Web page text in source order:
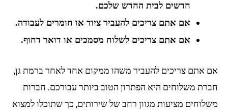
חדשים לבית החדש שלכם.
אם אתם צריכים להעביר ציוד או חומרים לעבודה.
אם אתם צריכים לשלוח מסמכים או דואר דחוף.
אתם צריכים להעביר משהו ממקום אחד לאחר ברמת גן,
משלוחים היא הפתרון הטוב ביותר עבורכם. חברות
מציעות מגוון רחב של שירותים, כך שתוכלו למצוא